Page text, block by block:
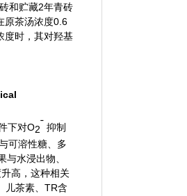
和贮藏2年青砖
原茶汤浓度0.6
度时，其对羟基
下对O2
ˉ 抑制
可溶性糖、多
与水浸出物、
高，这种相关
茶素、 TR含